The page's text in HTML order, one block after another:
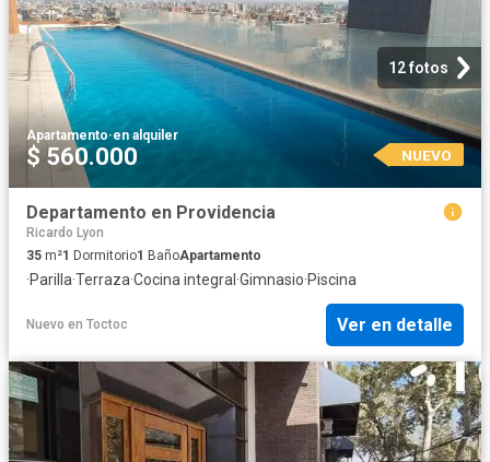
12 fotos
Apartamento·en alquiler
$ 560.000 NUEVO
Departamento en Providencia
Ricardo Lyon
35 m²1 Dormitorio1 BañoApartamento
·Parilla·Terraza·Cocina integral ·Gimnasio·Piscina
Nuevo en Toctoc Ver en detalle